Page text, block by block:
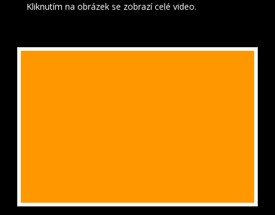
Kliknutím na obrázek se zobrazí celé video.